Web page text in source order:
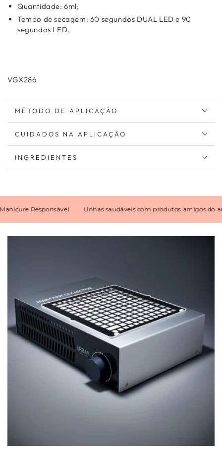
Quantidade: 6ml;
Tempo de secagem: 60 segundos DUAL LED e 90
segundos LED.
VGX286
MÉTODO DE APLICAÇÃO
CUIDADOS NA APLICAÇÃO
INGREDIENTES
Responsável Unhas saudáveis com produtos amigos do